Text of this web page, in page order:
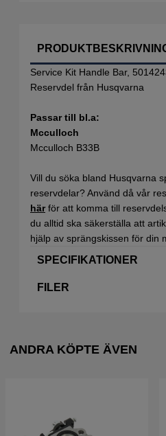
Service Kit Handle Bar,
Reservdel från Husqvarna
Passar till bl.a:
Mcculloch
Mcculloch B33B
Vill du söka bland Husqvarna
reservdelar? Använd då vår
härför att komma till
du alltid ska säkerställa att
hjälp av sprängskissen för din
SPECIFIKATIONER
FILER
ANDRA KÖPTE ÄVEN